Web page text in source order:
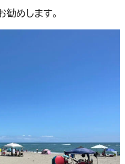
めします。